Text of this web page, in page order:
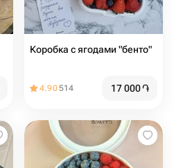
Коробка с ягодами "бенто"
4.90514 17 000֏